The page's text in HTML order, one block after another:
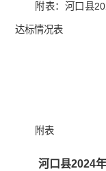
附表：河口县
达标情况表
附表
河口县2024